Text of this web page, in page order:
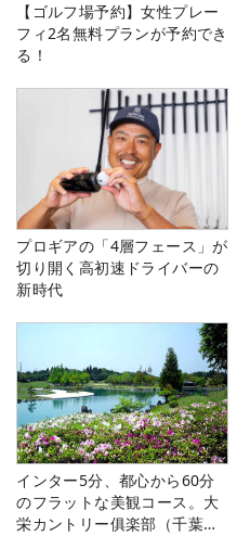
【ゴルフ場予約】女性プレー
フィ2名無料プランが予約でき
る！
プロギアの「4層フェース」が
切り開く高初速ドライバーの
新時代
インター5分、都心から60分
のフラットな美観コース。大
栄カントリー俱楽部（千葉